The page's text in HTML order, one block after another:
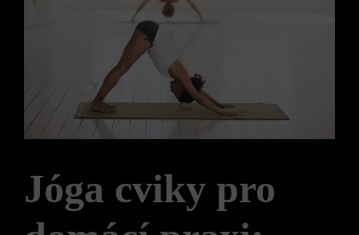
Jóga‌ cviky pro